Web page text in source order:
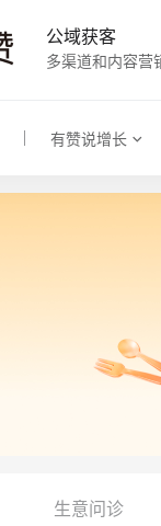
公域获客
多渠道和内容营
有赞说增长
生意问诊